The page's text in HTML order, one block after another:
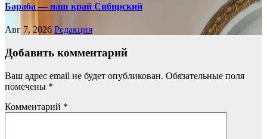
Бараба — наш край Сибирский
Авг 7, 2026 Редакция
Добавить комментарий
Ваш адрес email не будет опубликован. Обязательные поля
помечены *
Комментарий *